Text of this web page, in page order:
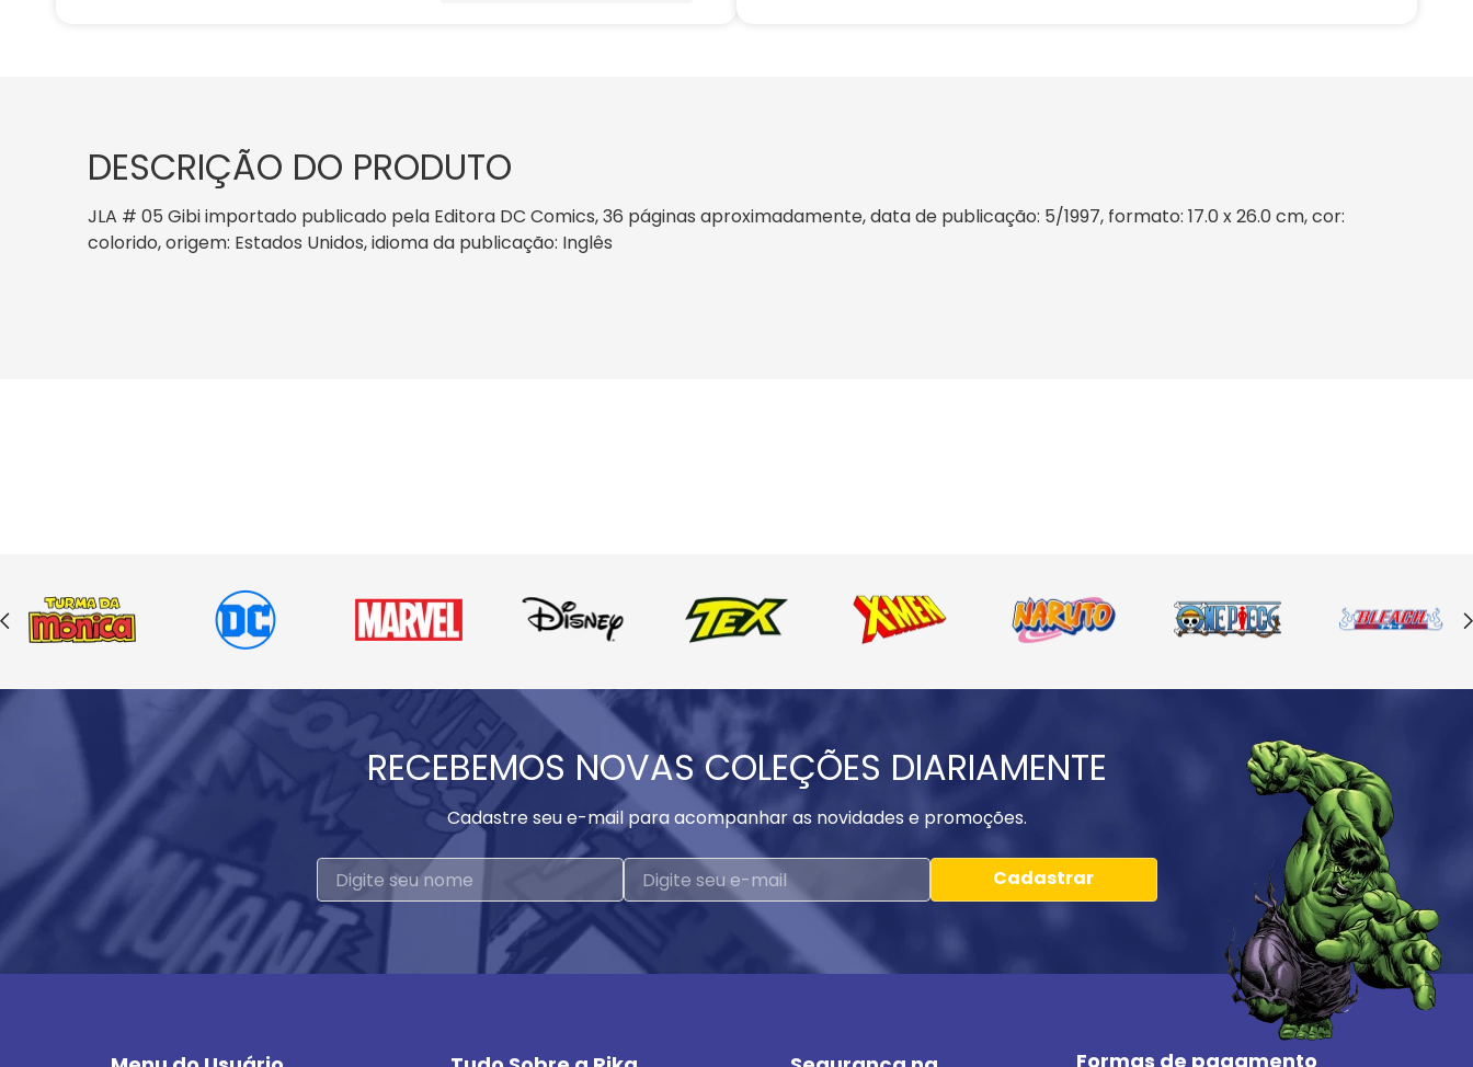
DESCRIÇÃO DO PRODUTO
JLA # 05 Gibi importado publicado pela Editora DC Comics, 36 páginas aproximadamente, data de publicação: 5/1997, formato: 17.0 x 26.0 cm, cor:
colorido, origem: Estados Unidos, idioma da publicação: Inglês
RECEBEMOS NOVAS COLEÇÕES DIARIAMENTE
Cadastre seu e-mail para acompanhar as novidades e promoções.
Cadastrar
Formas de pagamento